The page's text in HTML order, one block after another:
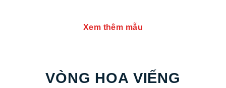
Xem thêm mẫu
VÒNG HOA VIẾNG